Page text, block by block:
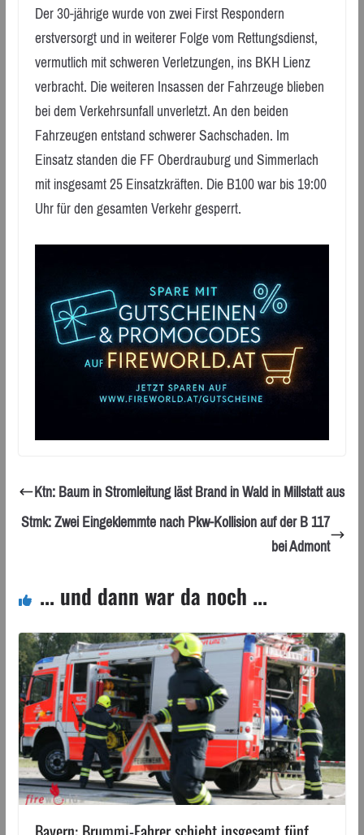
Der 30-jährige wurde von zwei First Respondern
erstversorgt und in weiterer Folge vom Rettungsdienst,
vermutlich mit schweren Verletzungen, ins BKH Lienz
verbracht. Die weiteren Insassen der Fahrzeuge blieben
bei dem Verkehrsunfall unverletzt. An den beiden
Fahrzeugen entstand schwerer Sachschaden. Im
Einsatz standen die FF Oberdrauburg und Simmerlach
mit insgesamt 25 Einsatzkräften. Die B100 war bis 19:00
Uhr für den gesamten Verkehr gesperrt.
Ktn: Baum in Stromleitung läst Brand in Wald in Millstatt aus
Stmk: Zwei Eingeklemmte nach Pkw-Kollision auf der B 117
bei Admont
... und dann war da noch ...